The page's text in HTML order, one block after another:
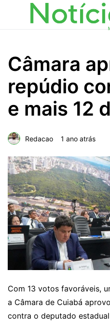
Câmara
repúdio
e mais 12
Redacao 1 ano atrás
Com 13 votos favoráveis,
a Câmara de Cuiabá
contra o deputado